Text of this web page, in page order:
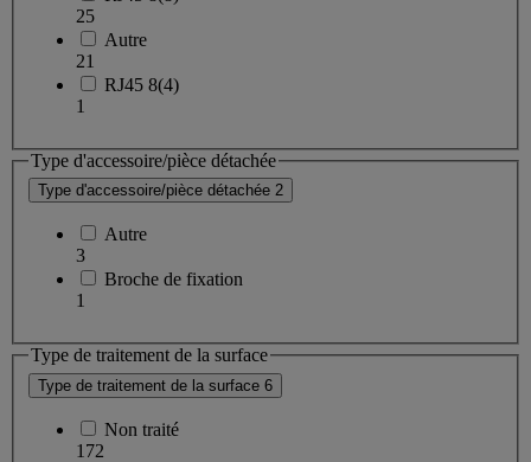
25
Autre
21
RJ45 8(4)
1
Type d'accessoire/pièce détachée
Type d'accessoire/pièce détachée 2
Autre
3
Broche de fixation
1
Type de traitement de la surface
Type de traitement de la surface 6
Non traité
172